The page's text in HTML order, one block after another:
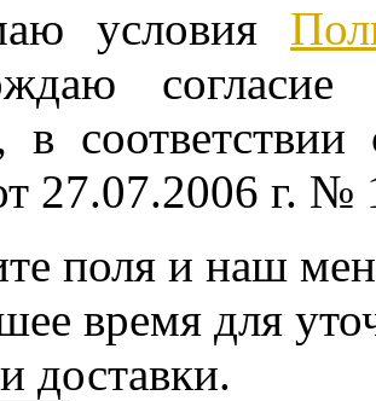
условия
в
27.07.2006 г.
поля и наш
время для
доставки.